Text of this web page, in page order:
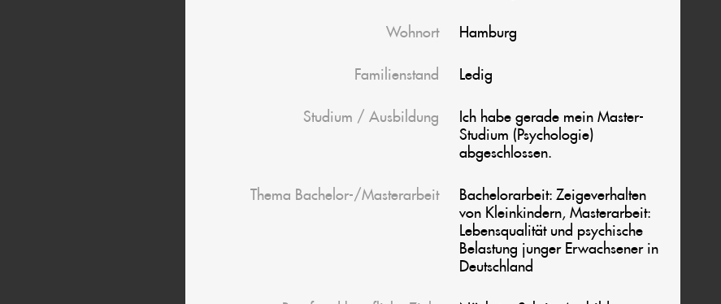
Wohnort Hamburg
Familienstand Ledig
Studium / Ausbildung
Ich habe gerade mein Master-
Studium (Psychologie)
abgeschlossen.
Thema Bachelor-/Masterarbeit
Bachelorarbeit: Zeigeverhalten
von Kleinkindern, Masterarbeit:
Lebensqualität und psychische
Belastung junger Erwachsener in
Deutschland